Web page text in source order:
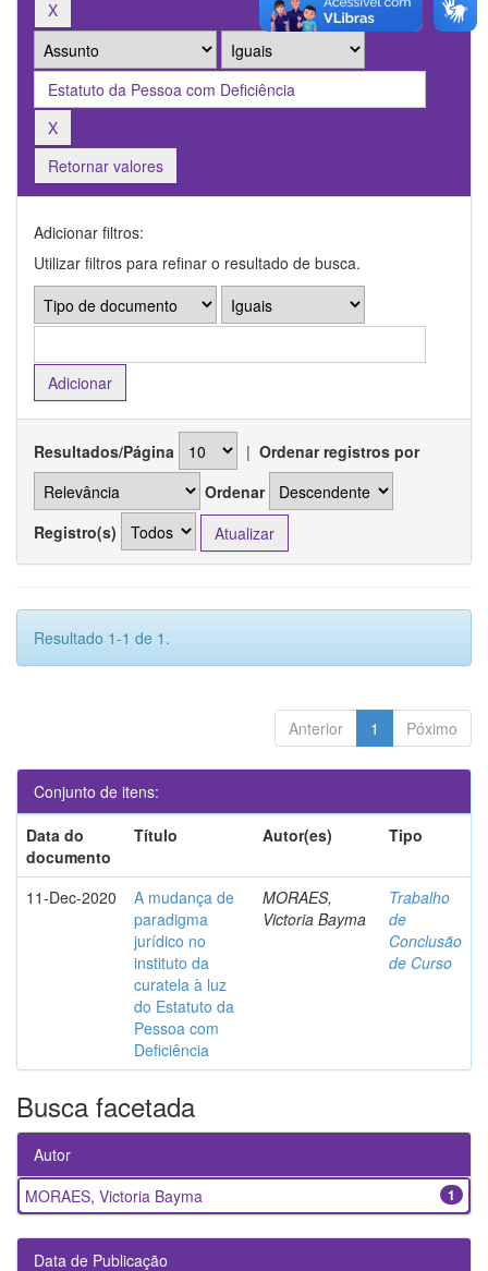
Retornar valores
Adicionar filtros:
Utilizar filtros para refinar o resultado de busca.
Resultados/Página | Ordenar registros por
Ordenar
Registro(s)
Resultado 1-1 de 1.
Anterior 1 Póximo
Conjunto de itens:
Data do
documento
Título Autor(es) Tipo
11-Dec-2020
A mudança de
paradigma
jurídico no
instituto da
curatela à luz
do Estatuto da
Pessoa com
Deficiência
MORAES,
Victoria Bayma
Trabalho
de
Conclusão
de Curso
Busca facetada
Autor
1
MORAES, Victoria Bayma
Data de Publicação